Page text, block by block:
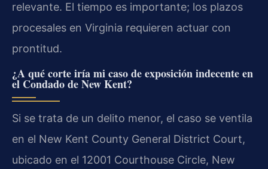
relevante. El tiempo es importante; los plazos
procesales en Virginia requieren actuar con
prontitud.
¿A qué corte iría mi caso de exposición indecente en
el Condado de New Kent?
Si se trata de un delito menor, el caso se ventila
en el New Kent County General District Court,
ubicado en el 12001 Courthouse Circle, New